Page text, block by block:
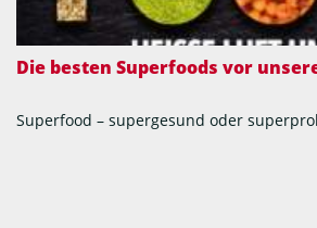
Die besten Superfoods vor
Superfood – supergesund oder